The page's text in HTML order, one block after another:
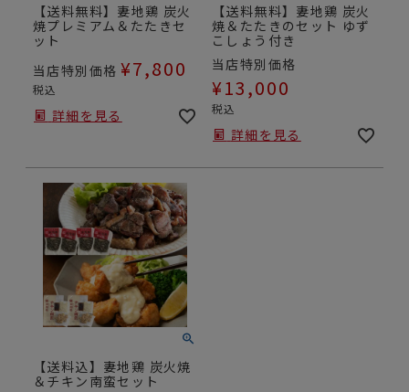
【送料無料】妻地鶏 炭火
焼プレミアム＆たたきセ
ット
当店特別価格 ¥7,800
税込
詳細を見る
【送料無料】妻地鶏 炭火
焼＆たたきのセット ゆず
こしょう付き
当店特別価格
¥13,000
税込
詳細を見る
【送料込】妻地鶏 炭火焼
＆チキン南蛮セット